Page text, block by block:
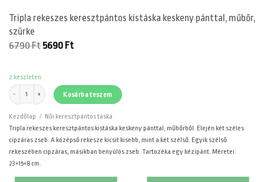
Tripla rekeszes keresztpántos kistáska keskeny pánttal, műbőr,
szürke
6790Ft Original
5690 FtCurrent
2 készleten
Tripla rekeszes keresztpántos kistáska keskeny pánttal, műbőr, szürke mennyiség
Kosárba teszem
Kezdőlap / Női keresztpántos táska
Tripla rekeszes keresztpántos kistáska keskeny pánttal, műbőrből. Elején két széles
cipzáras zseb. A középső rekesze kicsit kisebb, mint a két szélső. Egyik szélső
rekeszében cipzáras, másikban benyúlós zseb. Tartozéka egy kézipánt. Méretei:
23×15×8 cm.